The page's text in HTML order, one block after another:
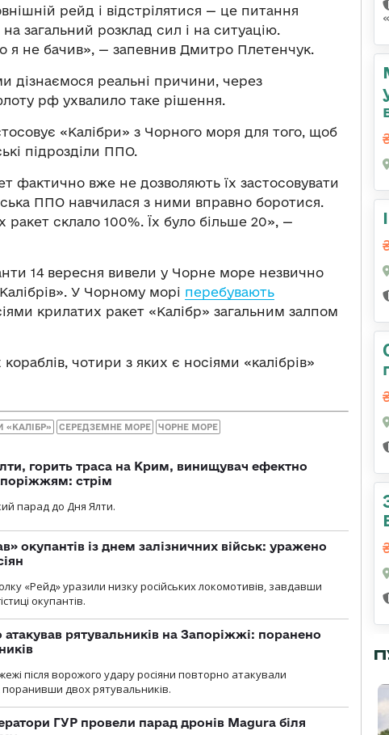
рейд і відстрілятися — це питання
загальний розклад сил і на ситуацію.
я не бачив», — запевнив Дмитро Плетенчук.
дізнаємося реальні причини, через
рф ухвалило таке рішення.
«Калібри» з Чорного моря для того, щоб
підрозділи ППО.
фактично вже не дозволяють їх застосовувати
ППО навчилася з ними вправно боротися.
ракет склало 100%. Їх було більше 20», —
14 вересня вивели у Чорне море незвично
У Чорному морі перебувають
крилатих ракет «Калібр» загальним залпом
чотири з яких є носіями «калібрів»
«КАЛІБР» СЕРЕДЗЕМНЕ МОРЕ ЧОРНЕ МОРЕ
горить траса на Крим, винищувач ефектно
стрім
парад до Дня Ялти.
окупантів із днем залізничних військ: уражено
«Рейд» уразили низку російських локомотивів, завдавши
окупантів.
рятувальників на Запоріжжі: поранено
після ворожого удару росіяни повторно атакували
двох рятувальників.
ГУР провели парад дронів Magura біля